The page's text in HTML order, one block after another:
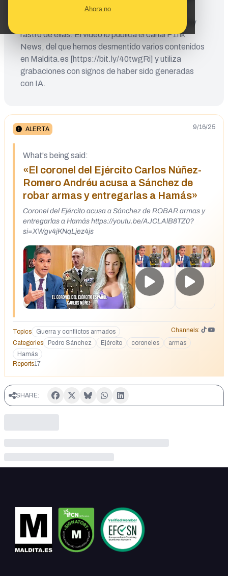
Ahora no
ALERTA 9/16/25
What's being said:
«El coronel del Ejército Carlos Núñez-
Romero Andréu acusa a Sánchez de
robar armas y entregarlas a Hamás»
Coronel del Ejército acusa a Sánchez de ROBAR armas y
entregarlas a Hamás https://youtu.be/AJCLAlB8TZ0?
si=XWgv4jKNqLjez4js
Topics Guerra y conflictos armados
Channels:
Categories
Pedro Sánchez Ejército coroneles
armas
Hamás
Reports17
Según el contenido, se han difundido imágenes
públicamente al respecto, pero ni las aporta ni hay
rastro de ellas. El vídeo lo publica el canal P1nk
News, del que hemos desmentido varios contenidos
en Maldita.es [https://bit.ly/40twgRi] y utiliza
grabaciones con signos de haber sido generadas
con IA.
SHARE: